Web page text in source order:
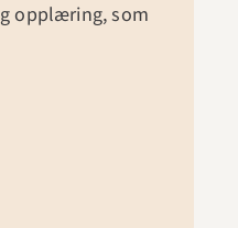
opplæring, som